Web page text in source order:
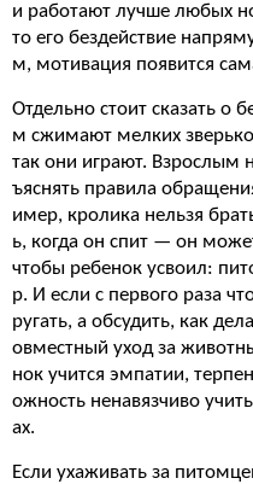
и работают лучше любых
то его бездействие
м, мотивация появится
Отдельно стоит сказать о
м сжимают мелких
так они играют. Взрослым
ъяснять правила
имер, кролика нельзя
ь, когда он спит — он
чтобы ребенок усвоил:
р. И если с первого раза
ругать, а обсудить, как
овместный уход за
нок учится эмпатии,
ожность ненавязчиво
ах.
Если ухаживать за